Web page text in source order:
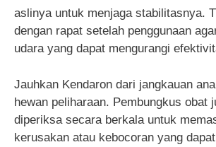
aslinya untuk menjaga stabilitasnya.
dengan rapat setelah penggunaan
udara yang dapat mengurangi
Jauhkan Kendaron dari jangkauan
hewan peliharaan. Pembungkus obat
diperiksa secara berkala untuk
kerusakan atau kebocoran yang